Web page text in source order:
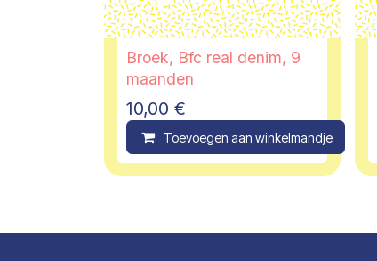
Broek, Bfc real denim, 9
maanden
10,00 €
Toevoegen aan winkelmandje